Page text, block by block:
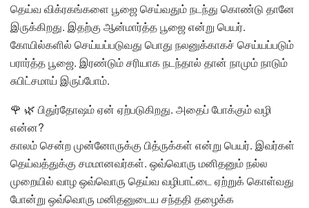
தெய்வ விக்ரகங்களை பூஜை செய்வதும் நடந்து கொண்டு தானே
இருக்கிறது. இதற்கு ஆன்மார்த்த பூஜை என்று பெயர்.
கோயில்களில் செய்யப்படுவது பொது நலனுக்காகச் செய்யப்படும்
பரார்த்த பூஜை. இரண்டும் சரியாக நடந்தால் தான் நாமும் நாடும்
சுபிட்சமாய் இருப்போம்.
🌹 🌿 பிதுர்தோஷம் ஏன் ஏற்படுகிறது. அதைப் போக்கும் வழி
என்ன?
காலம் சென்ற முன்னோருக்கு பித்ருக்கள் என்று பெயர். இவர்கள்
தெய்வத்துக்கு சமமானவர்கள். ஒவ்வொரு மனிதனும் நல்ல
முறையில் வாழ ஒவ்வொரு தெய்வ வழிபாட்டை ஏற்றுக் கொள்வது
போன்று ஒவ்வொரு மனிதனுடைய சந்ததி தழைக்க